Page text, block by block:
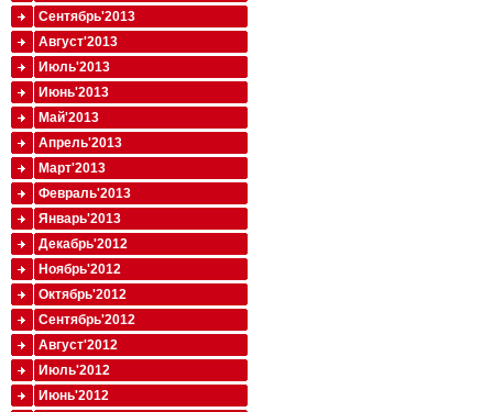
Сентябрь'2013
Август'2013
Июль'2013
Июнь'2013
Май'2013
Апрель'2013
Март'2013
Февраль'2013
Январь'2013
Декабрь'2012
Ноябрь'2012
Октябрь'2012
Сентябрь'2012
Август'2012
Июль'2012
Июнь'2012